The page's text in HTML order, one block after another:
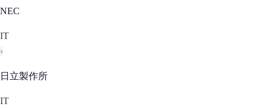
NEC
IT
›
日立製作所
IT